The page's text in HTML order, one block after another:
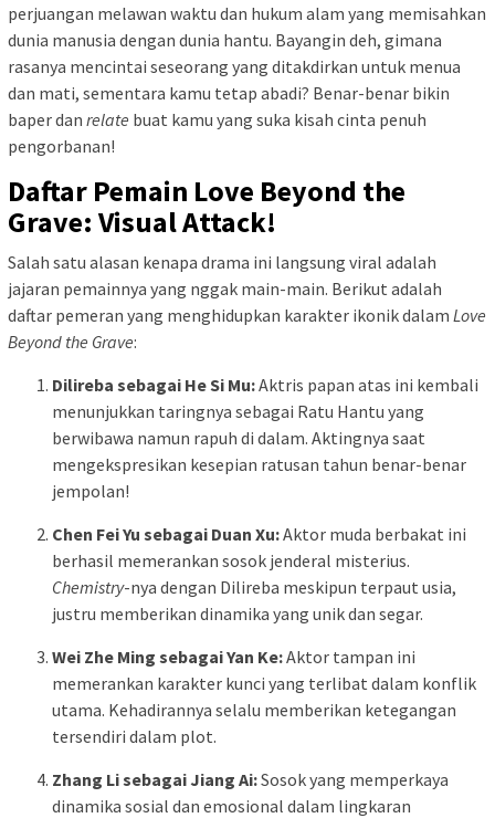
perjuangan melawan waktu dan hukum alam yang memisahkan
dunia manusia dengan dunia hantu. Bayangin deh, gimana
rasanya mencintai seseorang yang ditakdirkan untuk menua
dan mati, sementara kamu tetap abadi? Benar-benar bikin
baper dan relate buat kamu yang suka kisah cinta penuh
pengorbanan!
Daftar Pemain Love Beyond the
Grave: Visual Attack!
Salah satu alasan kenapa drama ini langsung viral adalah
jajaran pemainnya yang nggak main-main. Berikut adalah
daftar pemeran yang menghidupkan karakter ikonik dalam Love
Beyond the Grave:
Dilireba sebagai He Si Mu:Aktris papan atas ini kembali
menunjukkan taringnya sebagai Ratu Hantu yang
berwibawa namun rapuh di dalam. Aktingnya saat
mengekspresikan kesepian ratusan tahun benar-benar
jempolan!
Chen Fei Yu sebagai Duan Xu:Aktor muda berbakat ini
berhasil memerankan sosok jenderal misterius.
Chemistry-nya dengan Dilireba meskipun terpaut usia,
justru memberikan dinamika yang unik dan segar.
Wei Zhe Ming sebagai Yan Ke:Aktor tampan ini
memerankan karakter kunci yang terlibat dalam konflik
utama. Kehadirannya selalu memberikan ketegangan
tersendiri dalam plot.
Zhang Li sebagai Jiang Ai:Sosok yang memperkaya
dinamika sosial dan emosional dalam lingkaran